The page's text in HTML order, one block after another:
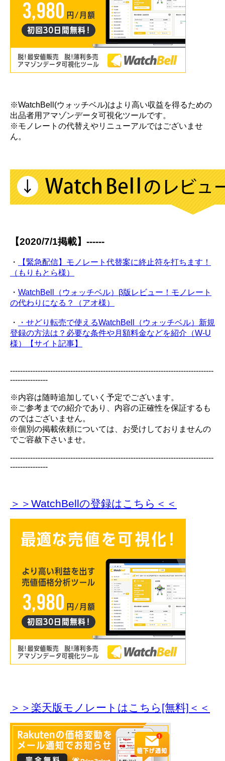
※WatchBell(ウォッチベル)はより高い収益を得るための
出品者用アマゾンデータ可視化ツールです。
※モノレートの代替えやリニューアルではございませ
ん。
【2020/7/1掲載】------
・
【緊急配信】モノレート代替案に終止符を打ちます！
（もりもとら様）
・ WatchBell（ウォッチベル）β版レビュー！モノレート
の代わりになる？（アオ様）
・
・せどり転売で使えるWatchBell（ウォッチベル）新規
登録の方法は？必要な条件や月額料金などを紹介（W-U
様）【サイト記事】
---------------------------------------------------------------------------------
---------------
※内容は随時追加していく予定でございます。
※ご参考までの紹介であり、内容の正確性を保証するも
のではございません。
※個別の掲載依頼については、お受けしておりませんの
でご容赦下さいませ。
---------------------------------------------------------------------------------
---------------
＞＞WatchBellの登録はこちら＜＜
＞＞楽天版モノレートはこちら[無料]＜＜